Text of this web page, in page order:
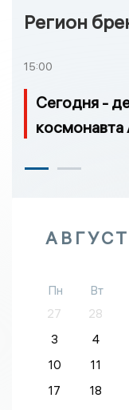
Регион
15:00
Сегодня -
АВГУСТ
Пн Вт
27
28
3
4
10
11
17
18